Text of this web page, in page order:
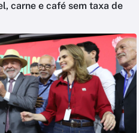
carne e café sem taxa de